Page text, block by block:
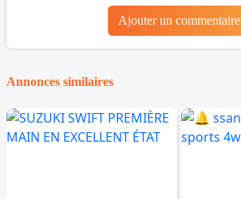
Ajouter un commentaire
Annonces similaires